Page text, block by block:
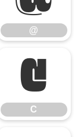
@
C
C